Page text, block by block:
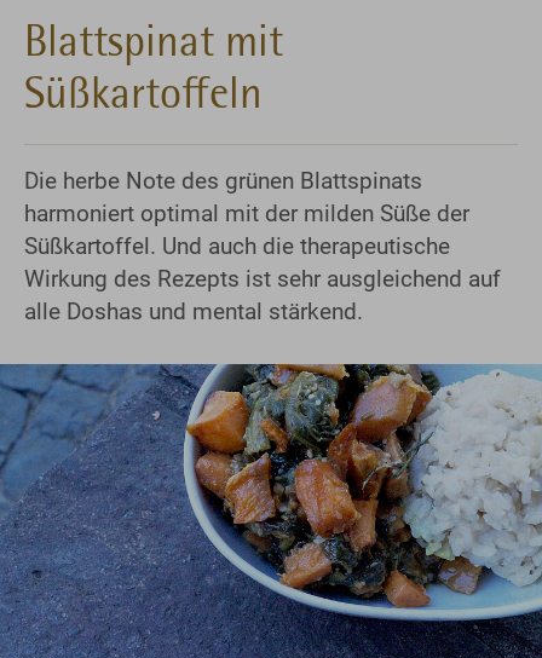
Blattspinat mit
Süßkartoffeln
Die herbe Note des grünen Blattspinats
harmoniert optimal mit der milden Süße der
Süßkartoffel. Und auch die therapeutische
Wirkung des Rezepts ist sehr ausgleichend auf
alle Doshas und mental stärkend.